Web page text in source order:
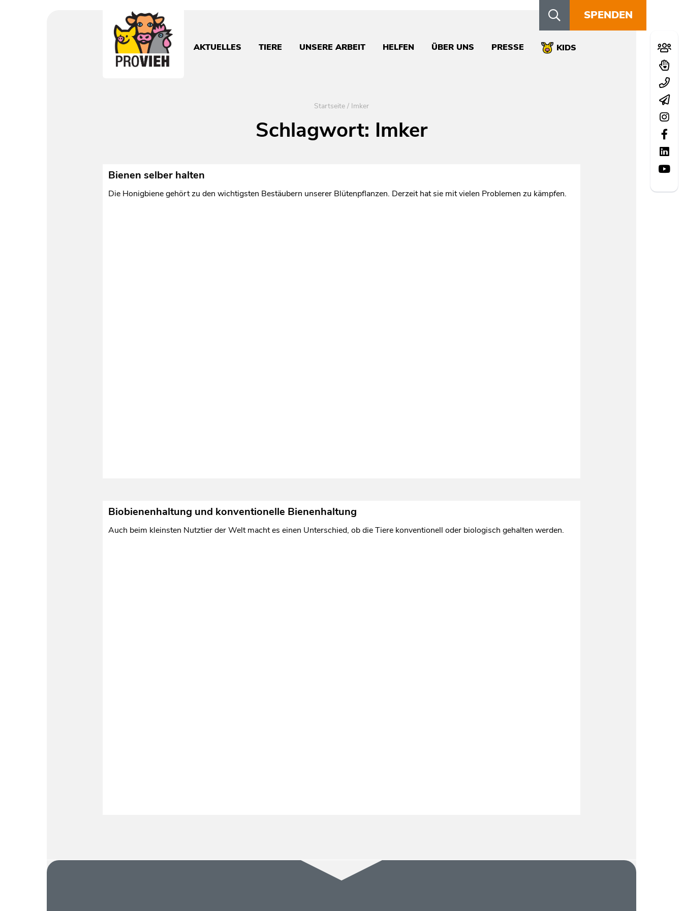
leben.
SPENDEN
AKTUELLES TIERE UNSERE ARBEIT HELFEN ÜBER UNS PRESSE KIDS
Startseite / Imker
Schlagwort: Imker
Bienen selber halten
Die Honigbiene gehört zu den wichtigsten Bestäubern unserer Blütenpflanzen. Derzeit hat sie mit vielen Problemen zu kämpfen.
Biobienenhaltung und konventionelle Bienenhaltung
Auch beim kleinsten Nutztier der Welt macht es einen Unterschied, ob die Tiere konventionell oder biologisch gehalten werden.